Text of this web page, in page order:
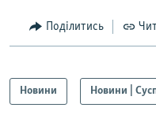
Поділитись
Новини Новини |